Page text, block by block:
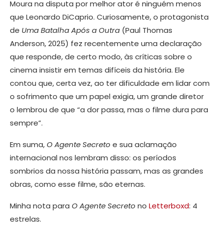
Moura na disputa por melhor ator é ninguém menos
que Leonardo DiCaprio. Curiosamente, o protagonista
de Uma Batalha Após a Outra (Paul Thomas
Anderson, 2025) fez recentemente uma declaração
que responde, de certo modo, às críticas sobre o
cinema insistir em temas difíceis da história. Ele
contou que, certa vez, ao ter dificuldade em lidar com
o sofrimento que um papel exigia, um grande diretor
o lembrou de que “a dor passa, mas o filme dura para
sempre”.
Em suma,O Agente Secreto e sua aclamação
internacional nos lembram disso: os períodos
sombrios da nossa história passam, mas as grandes
obras, como esse filme, são eternas.
Minha nota para O Agente Secreto no Letterboxd: 4
estrelas.